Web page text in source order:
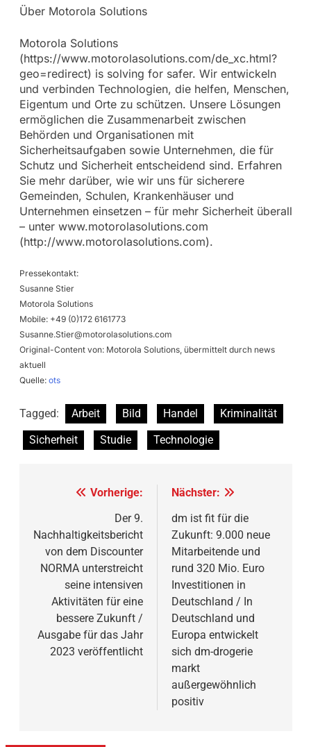
Über Motorola Solutions
Motorola Solutions
(https://www.motorolasolutions.com/de_xc.html?
geo=redirect) is solving for safer. Wir entwickeln
und verbinden Technologien, die helfen, Menschen,
Eigentum und Orte zu schützen. Unsere Lösungen
ermöglichen die Zusammenarbeit zwischen
Behörden und Organisationen mit
Sicherheitsaufgaben sowie Unternehmen, die für
Schutz und Sicherheit entscheidend sind. Erfahren
Sie mehr darüber, wie wir uns für sicherere
Gemeinden, Schulen, Krankenhäuser und
Unternehmen einsetzen – für mehr Sicherheit überall
– unter www.motorolasolutions.com
(http://www.motorolasolutions.com).
Pressekontakt:
Susanne Stier
Motorola Solutions
Mobile: +49 (0)172 6161773
Susanne.Stier@motorolasolutions.com
Original-Content von: Motorola Solutions, übermittelt durch news
aktuell
Quelle: ots
Tagged: Arbeit Bild Handel
Kriminalität
Sicherheit
Studie Technologie
Beitragsnavigation
Vorherige:
Der 9.
Nachhaltigkeitsbericht
von dem Discounter
NORMA unterstreicht
seine intensiven
Aktivitäten für eine
bessere Zukunft /
Ausgabe für das Jahr
2023 veröffentlicht
Nächster:
dm ist fit für die
Zukunft: 9.000 neue
Mitarbeitende und
rund 320 Mio. Euro
Investitionen in
Deutschland / In
Deutschland und
Europa entwickelt
sich dm-drogerie
markt
außergewöhnlich
positiv